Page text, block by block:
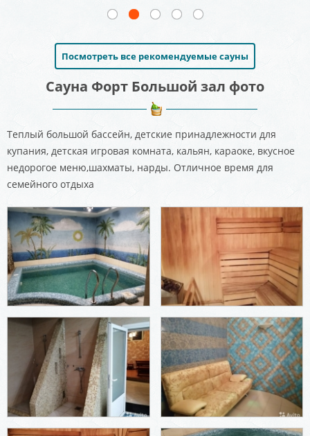
Посмотреть все рекомендуемые сауны
Сауна Форт Большой зал фото
Теплый большой бассейн, детские принадлежности для
купания, детская игровая комната, кальян, караоке, вкусное
недорогое меню,шахматы, нарды. Отличное время для
семейного отдыха